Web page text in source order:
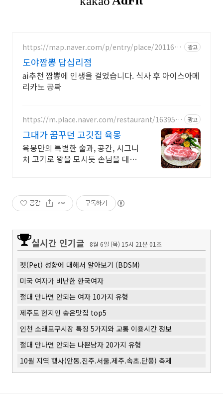
https://map.naver.com/p/entry/place/2011619
광고
도야짬뽕 답십리점
ai추천 짬뽕에 인생을 걸었습니다. 식사 후 아이스아메
리카노 공짜
https://m.place.naver.com/restaurant/163951
광고
그대가 꿈꾸던 고깃집 육몽
육몽만의 특별한 술과, 공간, 시그니
처 고기로 왕을 모시듯 손님을 대접
공감 구독하기
실시간 인기글 8월 6일 (목) 15시 21분 02초
펫(Pet) 성향에 대해서 알아보기 (BDSM)
미국 여자가 비난한 한국여자
절대 만나면 안되는 여자 10가지 유형
제주도 현지인 숨은맛집 top5
인천 소래포구시장 특징 5가지와 교통 이용시간 정보
절대 만나면 안되는 나쁜남자 20가지 유형
10월 지역 행사(안동.진주.서울.제주.속초.단풍) 축제